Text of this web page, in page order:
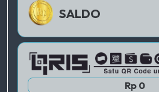
SALDO
Rp 0